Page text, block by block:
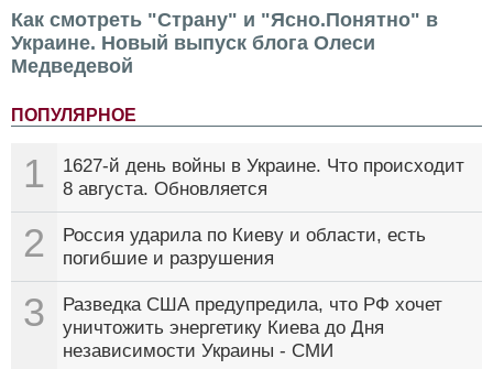
Как смотреть "Страну" и "Ясно.Понятно" в
Украине. Новый выпуск блога Олеси
Медведевой
ПОПУЛЯРНОЕ
1
1627-й день войны в Украине. Что происходит
8 августа. Обновляется
2
Россия ударила по Киеву и области, есть
погибшие и разрушения
3
Разведка США предупредила, что РФ хочет
уничтожить энергетику Киева до Дня
независимости Украины - СМИ